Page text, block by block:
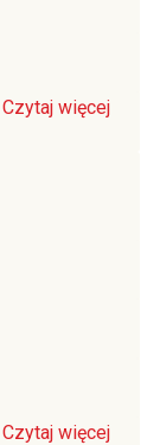
Czytaj więcej
Czytaj więcej